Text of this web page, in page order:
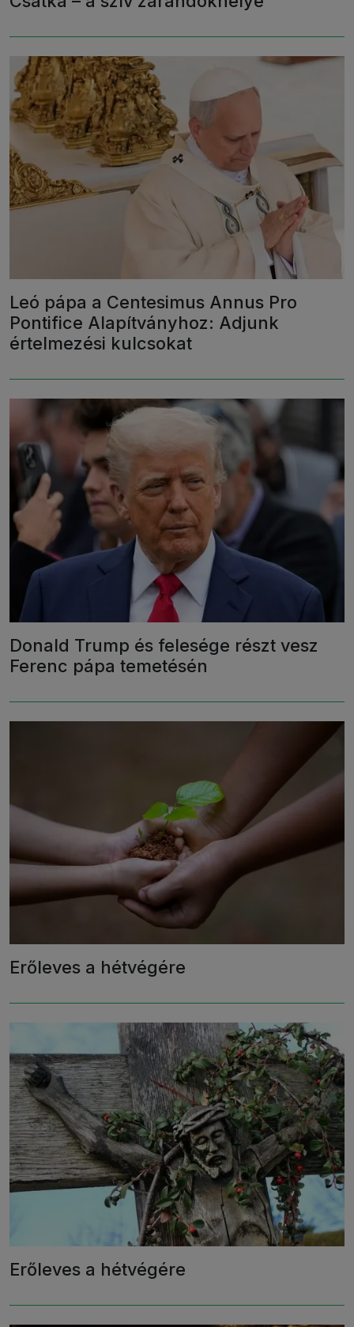
Leó pápa a Centesimus Annus Pro
Pontifice Alapítványhoz: Adjunk
értelmezési kulcsokat
Donald Trump és felesége részt vesz
Ferenc pápa temetésén
Erőleves a hétvégére
Erőleves a hétvégére